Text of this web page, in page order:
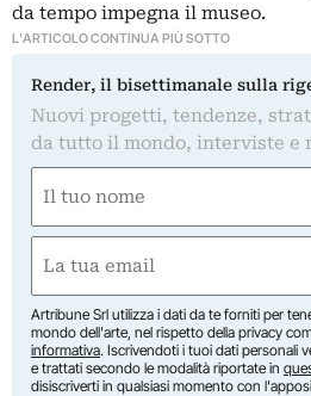
da tempo impegna il museo.
L'ARTICOLO CONTINUA PIÙ SOTTO
Render, il bisettimanale sulla
Nuovi progetti, tendenze,
da tutto il mondo, interviste e
(Obbligatorio)
Nome
(Obbligatorio)
Artribune Srl utilizza i dati da te forniti per
mondo dell'arte, nel rispetto della privacy
informativa. Iscrivendoti i tuoi dati personali
e trattati secondo le modalità riportate in
disiscriverti in qualsiasi momento con